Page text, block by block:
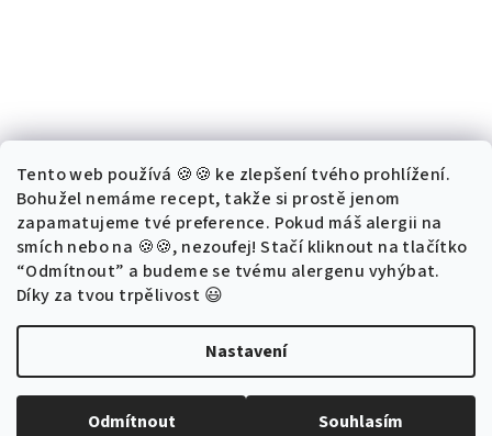
Tento web používá 🍪🍪 ke zlepšení tvého prohlížení.
Bohužel nemáme recept, takže si prostě jenom
zapamatujeme tvé preference. Pokud máš alergii na
smích nebo na 🍪🍪, nezoufej! Stačí kliknout na tlačítko
“Odmítnout” a budeme se tvému alergenu vyhýbat.
Díky za tvou trpělivost 😃
Nastavení
Odmítnout Souhlasím
nastavení cookies